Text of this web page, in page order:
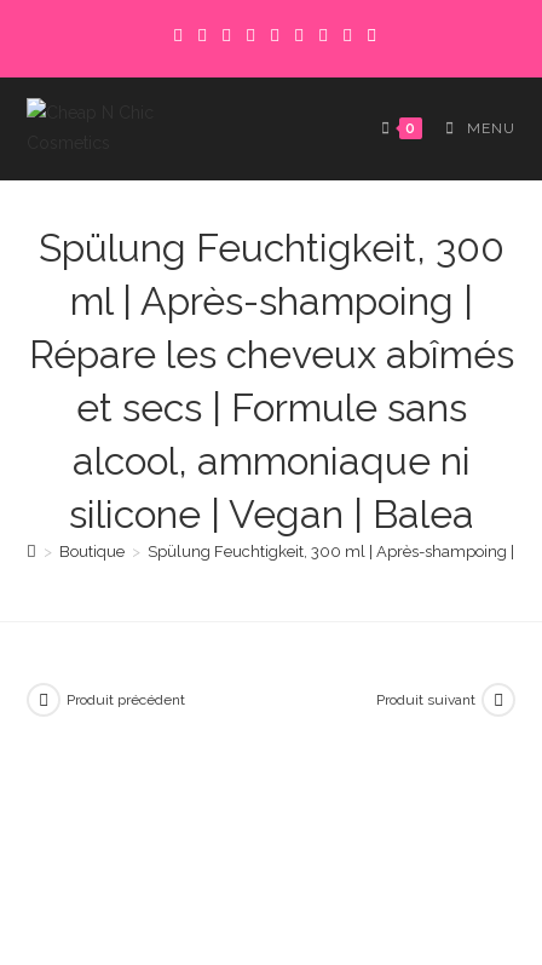
content
0 MENU
Spülung Feuchtigkeit, 300
ml | Après-shampoing |
Répare les cheveux abîmés
et secs | Formule sans
alcool, ammoniaque ni
silicone | Vegan | Balea
> Boutique > Spülung Feuchtigkeit, 300 ml | Après-shampoing |
Produit précédent Produit suivant